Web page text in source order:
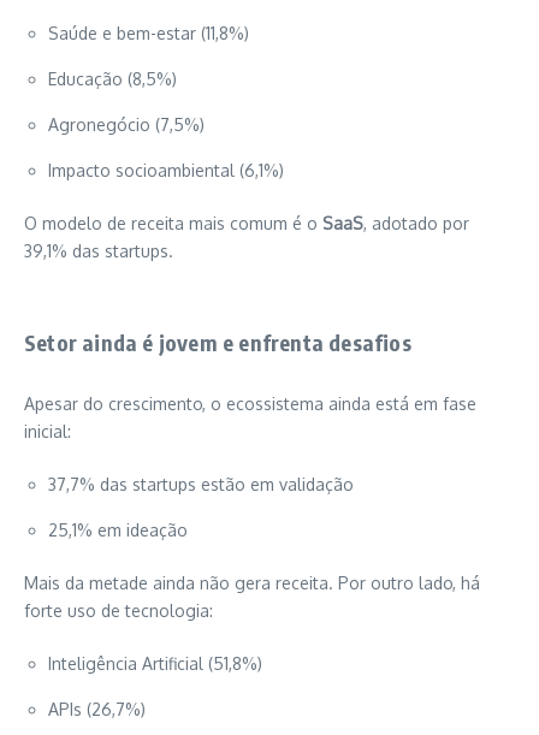
Saúde e bem-estar (11,8%)
Educação (8,5%)
Agronegócio (7,5%)
Impacto socioambiental (6,1%)
O modelo de receita mais comum é o SaaS, adotado por
39,1% das startups.
Setor ainda é jovem e enfrenta desafios
Apesar do crescimento, o ecossistema ainda está em fase
inicial:
37,7% das startups estão em validação
25,1% em ideação
Mais da metade ainda não gera receita. Por outro lado, há
forte uso de tecnologia:
Inteligência Artificial (51,8%)
APIs (26,7%)